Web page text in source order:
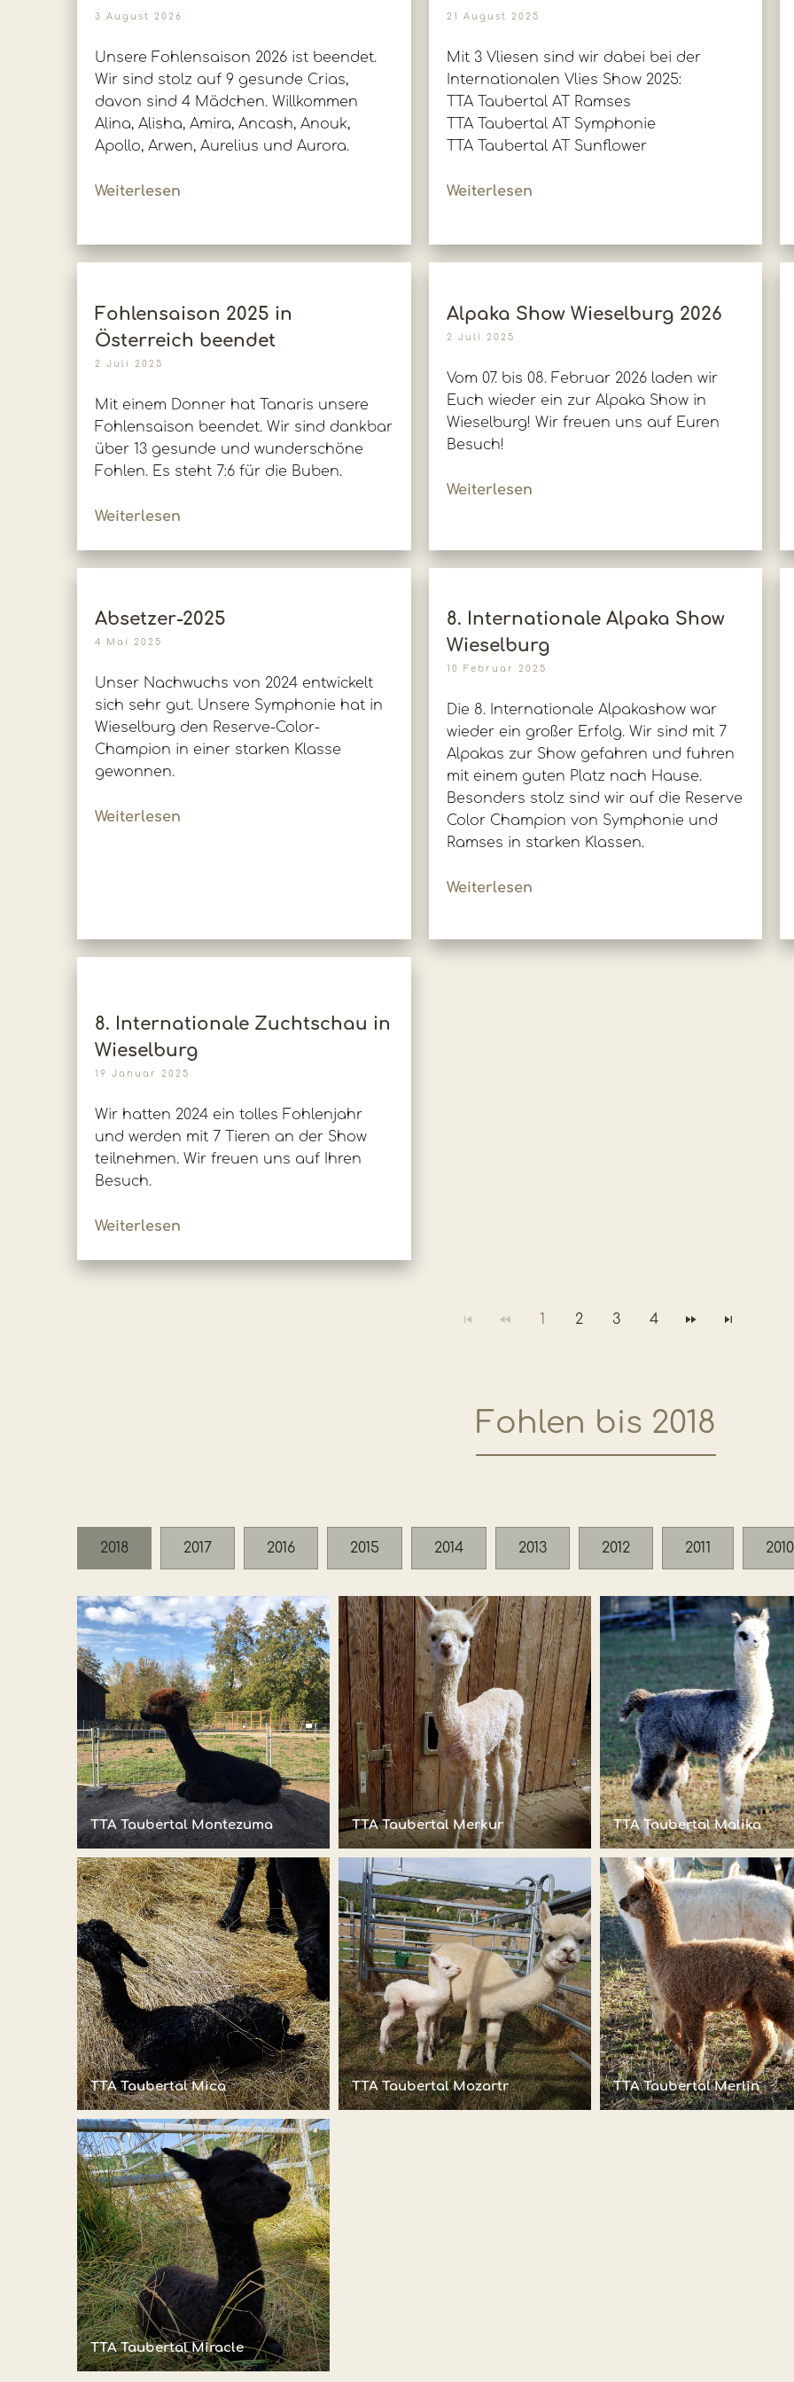
3 August 2026
Unsere Fohlensaison 2026 ist beendet.
Wir sind stolz auf 9 gesunde Crias,
davon sind 4 Mädchen. Willkommen
Alina, Alisha, Amira, Ancash, Anouk,
Apollo, Arwen, Aurelius und Aurora.
Weiterlesen
21 August 2025
Mit 3 Vliesen sind wir dabei bei der
Internationalen Vlies Show 2025:
TTA Taubertal AT Ramses
TTA Taubertal AT Symphonie
TTA Taubertal AT Sunflower
Weiterlesen
Fohlensaison 2025 in
Österreich beendet
2 Juli 2025
Mit einem Donner hat Tanaris unsere
Fohlensaison beendet. Wir sind dankbar
über 13 gesunde und wunderschöne
Fohlen. Es steht 7:6 für die Buben.
Weiterlesen
Alpaka Show Wieselburg 2026
2 Juli 2025
Vom 07. bis 08. Februar 2026 laden wir
Euch wieder ein zur Alpaka Show in
Wieselburg! Wir freuen uns auf Euren
Besuch!
Weiterlesen
Absetzer-2025
4 Mai 2025
Unser Nachwuchs von 2024 entwickelt
sich sehr gut. Unsere Symphonie hat in
Wieselburg den Reserve-Color-
Champion in einer starken Klasse
gewonnen.
Weiterlesen
8. Internationale Alpaka Show
Wieselburg
10 Februar 2025
Die 8. Internationale Alpakashow war
wieder ein großer Erfolg. Wir sind mit 7
Alpakas zur Show gefahren und fuhren
mit einem guten Platz nach Hause.
Besonders stolz sind wir auf die Reserve
Color Champion von Symphonie und
Ramses in starken Klassen.
Weiterlesen
8. Internationale Zuchtschau in
Wieselburg
19 Januar 2025
Wir hatten 2024 ein tolles Fohlenjahr
und werden mit 7 Tieren an der Show
teilnehmen. Wir freuen uns auf Ihren
Besuch.
Weiterlesen
1 2 3 4
Fohlen bis 2018
2018 2017 2016 2015 2014 2013 2012 2011 2010
TTA Taubertal Montezuma TTA Taubertal Merkur TTA Taubertal Malika
TTA Taubertal Mica TTA Taubertal Mozartr TTA Taubertal Merlin
TTA Taubertal Miracle